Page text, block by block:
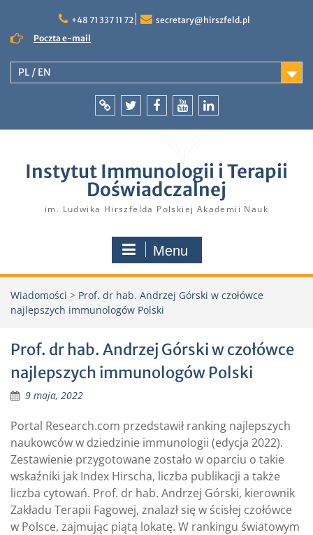
content
+48 71 337 11 72
secretary@hirszfeld.pl
Poczta e-mail
PL / EN
Instytut Immunologii i Terapii
Doświadczalnej
im. Ludwika Hirszfelda Polskiej Akademii Nauk
Menu
Wiadomości > Prof. dr hab. Andrzej Górski w czołówce
najlepszych immunologów Polski
Prof. dr hab. Andrzej Górski w czołówce
najlepszych immunologów Polski
9 maja, 2022
Portal Research.com przedstawił ranking najlepszych
naukowców w dziedzinie immunologii (edycja 2022).
Zestawienie przygotowane zostało w oparciu o takie
wskaźniki jak Index Hirscha, liczba publikacji a także
liczba cytowań. Prof. dr hab. Andrzej Górski, kierownik
Zakładu Terapii Fagowej, znalazł się w ścisłej czołówce
w Polsce, zajmując piątą lokatę. W rankingu światowym